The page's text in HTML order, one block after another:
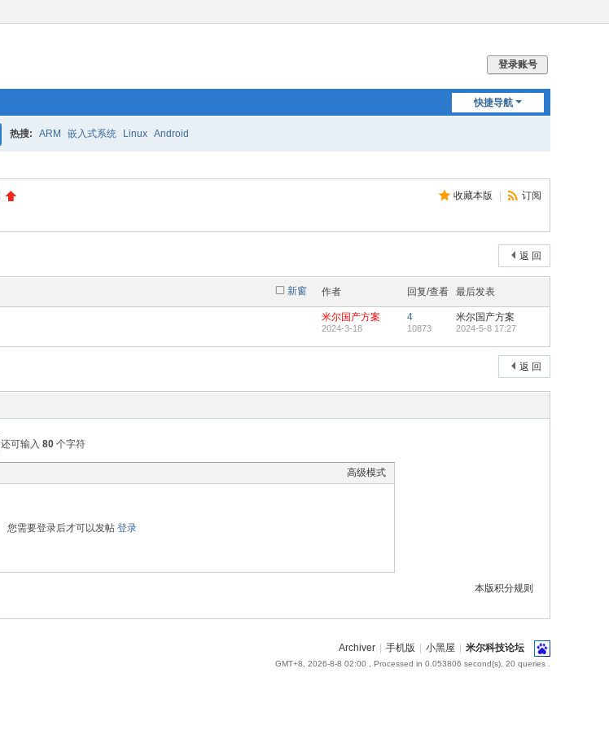
登录账号
快捷导航
热搜: ARM 嵌入式系统 Linux Android
收藏本版 订阅
返 回
新窗 作者 回复/查看 最后发表
米尔国产方案
2024-3-18
4
10873
米尔国产方案
2024-5-8 17:27
返 回
还可输入 80 个字符
高级模式
您需要登录后才可以发帖 登录
本版积分规则
Archiver 手机版 小黑屋 米尔科技论坛
GMT+8, 2026-8-8 02:00 , Processed in 0.053806 second(s), 20 queries .